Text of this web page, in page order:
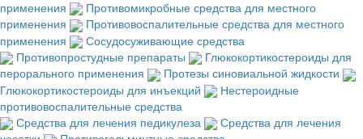
применения
Противомикробные средства для местного
применения
Противовоспалительные средства для местного
применения
Сосудосуживающие средства
Противопростудные препараты
Глюкокортикостероиды для
перорального применения
Протезы синовиальной жидкости
Глюкокортикостероиды для инъекций
Нестероидные
противовоспалительные средства
Средства для лечения педикулеза
Средства для лечения